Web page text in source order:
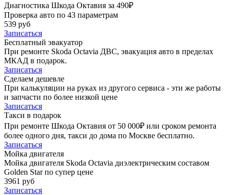
Диагностика Шкода Октавия за 490₽
Проверка авто по 43 параметрам
539 руб
Записаться
Бесплатный эвакуатор
При ремонте Skoda Octavia ДВС, эвакуация авто в пределах
МКАД в подарок.
Записаться
Сделаем дешевле
При калькуляции на руках из другого сервиса - эти же работы
и запчасти по более низкой цене
Записаться
Такси в подарок
При ремонте Шкода Октавия от 50 000₽ или сроком ремонта
более одного дня, такси до дома по Москве бесплатно.
Записаться
Мойка двигателя
Мойка двигателя Skoda Octavia диэлектрическим составом
Golden Star по супер цене
3961 руб
Записаться